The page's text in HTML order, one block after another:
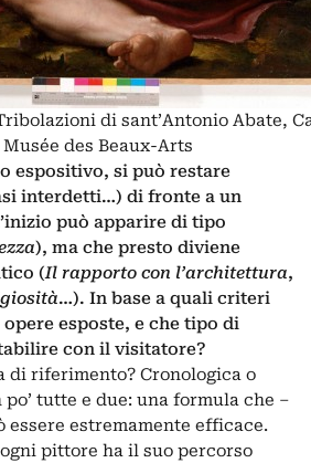
di sant’Antonio Abate,
Musée des Beaux-Arts
espositivo, si può restare
interdetti…) di fronte a un
può apparire di tipo
), ma che presto diviene
(Il rapporto con l’architettura,
…). In base a quali criteri
esposte, e che tipo di
con il visitatore?
di riferimento? Cronologica o
tutte e due: una formula che –
essere estremamente efficace.
pittore ha il suo percorso